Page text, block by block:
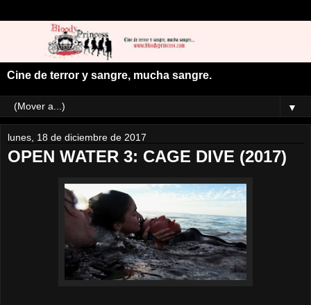
Cine de terror y sangre, mucha sangre.
▼
lunes, 18 de diciembre de 2017
OPEN WATER 3: CAGE DIVE (2017)